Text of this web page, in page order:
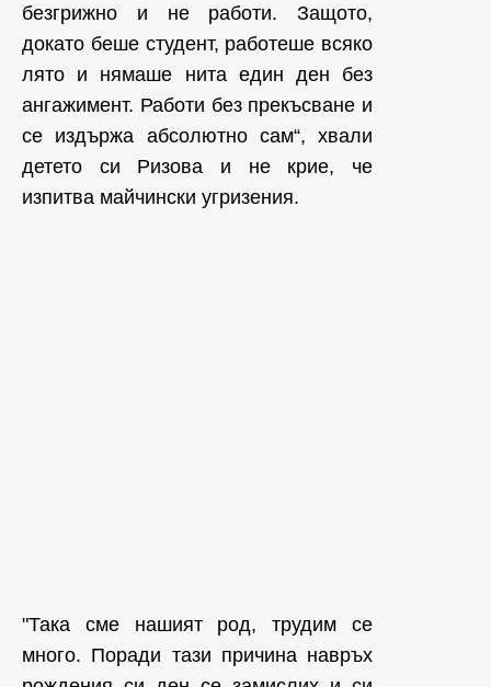
безгрижно и не работи. Защото,
докато беше студент, работеше всяко
лято и нямаше нита един ден без
ангажимент. Работи без прекъсване и
се издържа абсолютно сам“, хвали
детето си Ризова и не крие, че
изпитва майчински угризения.
"Така сме нашият род, трудим се
много. Поради тази причина навръх